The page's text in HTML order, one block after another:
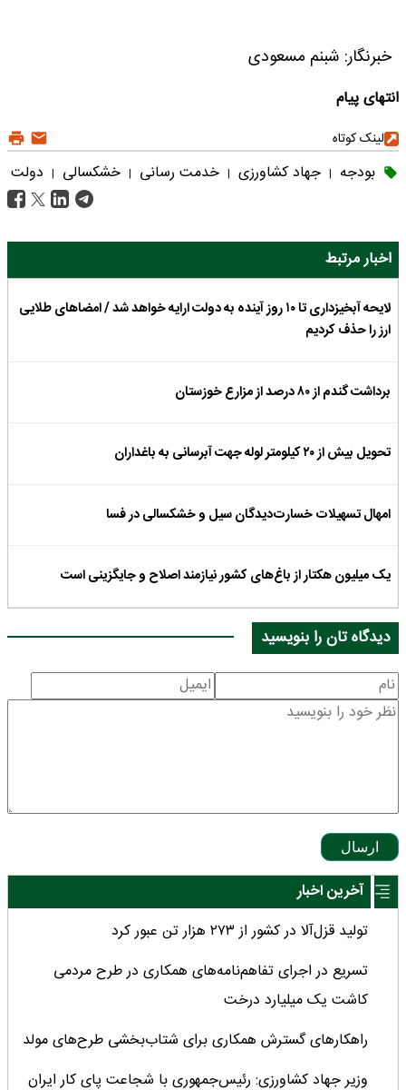
خبرنگار: شبنم مسعودی
انتهای پیام
لینک کوتاه
بودجه | جهاد کشاورزی | خدمت رسانی | خشکسالی | دولت
اخبار مرتبط
لایحه آبخیزداری تا ١٠ روز آینده به دولت ارایه خواهد شد / امضاهای طلایی
ارز را حذف کردیم
برداشت گندم از ۸۰ درصد از مزارع خوزستان
تحویل بیش از ۲۰ کیلومتر لوله جهت آبرسانی به باغداران
امهال تسهیلات خسارت‌دیدگان سیل و خشکسالی در فسا
یک میلیون هکتار از باغ‌های کشور نیازمند اصلاح و جایگزینی است
دیدگاه تان را بنویسید
ارسال
آخرین اخبار
تولید قزل‌آلا در کشور از ۲۷۳ هزار تن عبور کرد
تسریع در اجرای تفاهم‌نامه‌های همکاری در طرح مردمی
کاشت یک میلیارد درخت
راهکارهای گسترش همکاری برای شتاب‌بخشی طرح‌های مولد
وزیر جهاد کشاورزی: رئیس‌جمهوری با شجاعت پای کار ایران